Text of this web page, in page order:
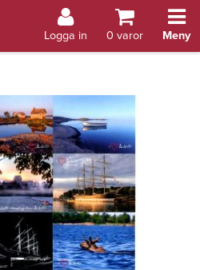
Logga in 0 varor Meny